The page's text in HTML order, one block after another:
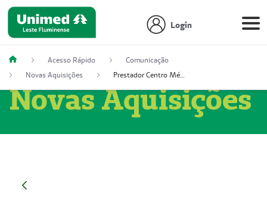
Login
Acesso Rápido
Comunicação
Novas Aquisições
Prestador Centro Médico Vitória Ltda, 51004350-4: Centro Médico Vitória Ltda (Nome Fantasia: Policlínica Master)
Novas Aquisições